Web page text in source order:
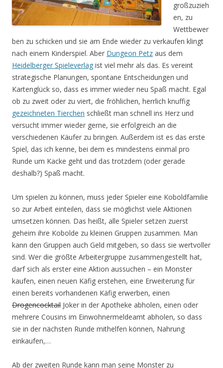
großzuzieh
en, zu
Wettbewer
ben zu schicken und sie am Ende wieder zu verkaufen klingt
nach einem Kinderspiel. Aber Dungeon Petz aus dem
Heidelberger Spieleverlag ist viel mehr als das. Es vereint
strategische Planungen, spontane Entscheidungen und
Kartenglück so, dass es immer wieder neu Spaß macht. Egal
ob zu zweit oder zu viert, die fröhlichen, herrlich knuffig
gezeichneten Tierchen schließt man schnell ins Herz und
versucht immer wieder gerne, sie erfolgreich an die
verschiedenen Käufer zu bringen. Außerdem ist es das erste
Spiel, das ich kenne, bei dem es mindestens einmal pro
Runde um Kacke geht und das trotzdem (oder gerade
deshalb?) Spaß macht.
Um spielen zu können, muss jeder Spieler eine Koboldfamilie
so zur Arbeit einteilen, dass sie möglichst viele Aktionen
umsetzen können. Das heißt, alle Spieler setzen zuerst
geheim ihre Kobolde zu kleinen Gruppen zusammen. Man
kann den Gruppen auch Geld mitgeben, so dass sie wertvoller
sind. Wer die größte Arbeitergruppe zusammengestellt hat,
darf sich als erster eine Aktion aussuchen – ein Monster
kaufen, einen neuen Käfig erstehen, eine Erweiterung für
einen bereits vorhandenen Käfig erwerben, einen
Drogencocktail Joker in der Apotheke abholen, einen oder
mehrere Cousins im Einwohnermeldeamt abholen, so dass
sie in der nächsten Runde mithelfen können, Nahrung
einkaufen,…
Ab der zweiten Runde kann man seine Monster zu